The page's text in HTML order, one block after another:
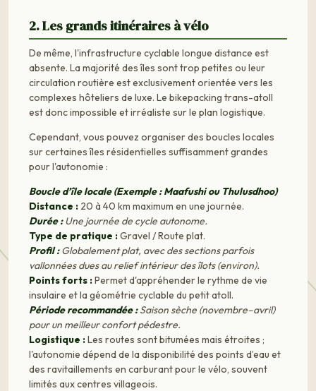
2. Les grands itinéraires à vélo
De même, l'infrastructure cyclable longue distance est
absente. La majorité des îles sont trop petites ou leur
circulation routière est exclusivement orientée vers les
complexes hôteliers de luxe. Le bikepacking trans-atoll
est donc impossible et irréaliste sur le plan logistique.
Cependant, vous pouvez organiser des boucles locales
sur certaines îles résidentielles suffisamment grandes
pour l'autonomie :
Boucle d’île locale (Exemple : Maafushi ou Thulusdhoo)
Distance :20 à 40 km maximum en une journée.
Durée :Une journée de cycle autonome.
Type de pratique :Gravel / Route plat.
Profil :Globalement plat, avec des sections parfois
vallonnées dues au relief intérieur des îlots (environ).
Points forts :Permet d'appréhender le rythme de vie
insulaire et la géométrie cyclable du petit atoll.
Période recommandée :Saison sèche (novembre–avril)
pour un meilleur confort pédestre.
Logistique :Les routes sont bitumées mais étroites ;
l'autonomie dépend de la disponibilité des points d’eau et
des ravitaillements en carburant pour le vélo, souvent
limités aux centres villageois.